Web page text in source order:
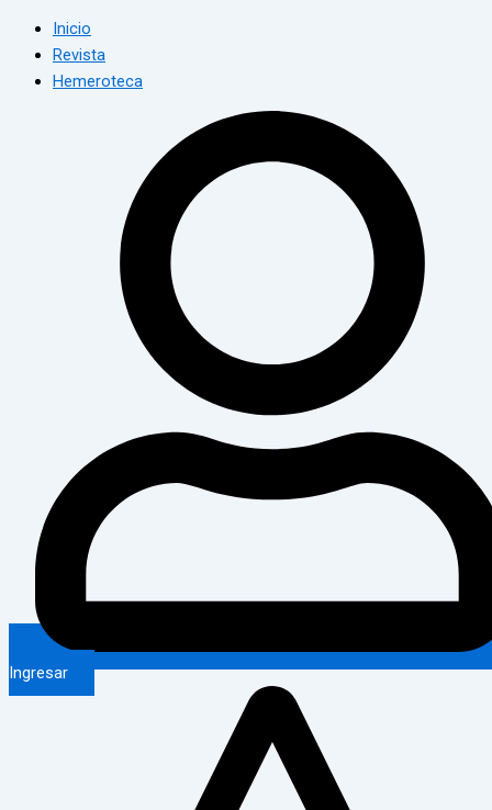
Inicio
Revista
Hemeroteca
Ingresar